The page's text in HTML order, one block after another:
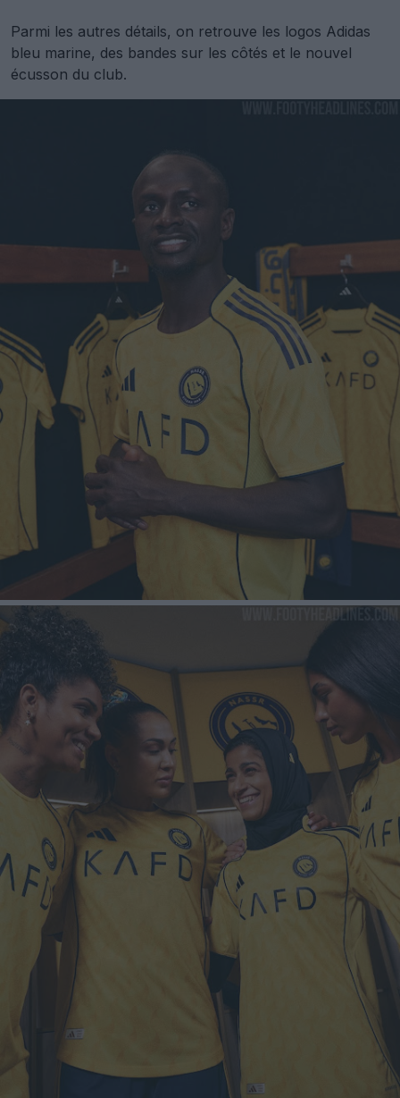
Parmi les autres détails, on retrouve les logos Adidas
bleu marine, des bandes sur les côtés et le nouvel
écusson du club.